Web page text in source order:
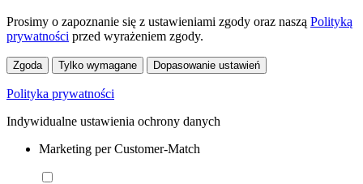
Prosimy o zapoznanie się z ustawieniami zgody oraz naszą Polityką
prywatności przed wyrażeniem zgody.
Zgoda Tylko wymagane Dopasowanie ustawień
Polityka prywatności
Indywidualne ustawienia ochrony danych
Marketing per Customer-Match